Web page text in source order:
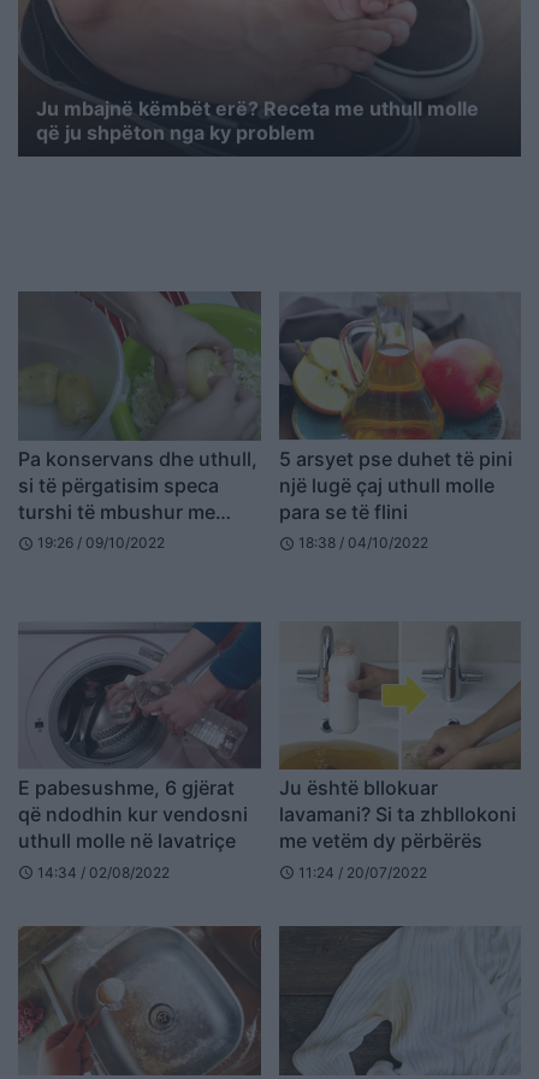
Ju mbajnë këmbët erë? Receta me uthull molle
që ju shpëton nga ky problem
Pa konservans dhe uthull,
si të përgatisim speca
turshi të mbushur me
lakër të grirë
schedule 19:26 / 09/10/2022
5 arsyet pse duhet të pini
një lugë çaj uthull molle
para se të flini
schedule 18:38 / 04/10/2022
E pabesushme, 6 gjërat
që ndodhin kur vendosni
uthull molle në lavatriçe
schedule 14:34 / 02/08/2022
Ju është bllokuar
lavamani? Si ta zhbllokoni
me vetëm dy përbërës
schedule 11:24 / 20/07/2022